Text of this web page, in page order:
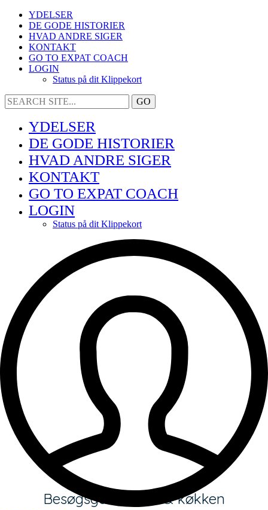
YDELSER
DE GODE HISTORIER
HVAD ANDRE SIGER
KONTAKT
GO TO EXPAT COACH
LOGIN
Status på dit Klippekort
YDELSER
DE GODE HISTORIER
HVAD ANDRE SIGER
KONTAKT
GO TO EXPAT COACH
LOGIN
Status på dit Klippekort
Besøgsgård, butik & køkken